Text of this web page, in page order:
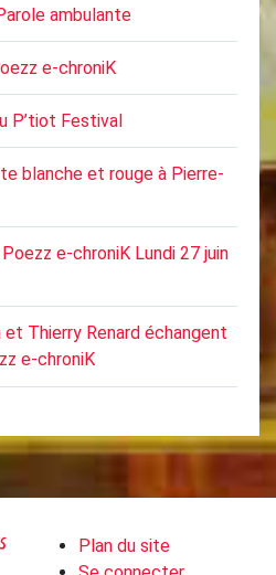
ambulante
e-chroniK
P’tiot Festival
blanche et rouge à Pierre-
e-chroniK Lundi 27 juin
Thierry Renard échangent
e-chroniK
Plan du site